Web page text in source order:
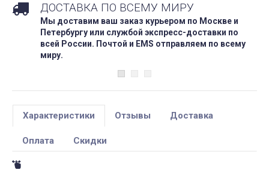
ДОСТАВКА ПО ВСЕМУ МИРУ
Мы доставим ваш заказ курьером по Москве и
Петербургу или службой экспресс-доставки по
всей России. Почтой и EMS отправляем по всему
миру.
Характеристики Отзывы Доставка
Оплата Скидки